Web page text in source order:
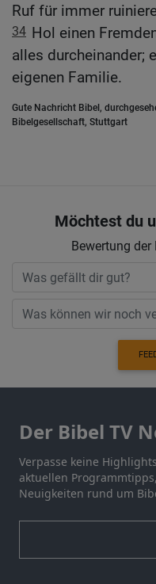
Ruf für immer
34 Hol einen
alles durcheinander;
eigenen Familie.
Gute Nachricht Bibel,
Bibelgesellschaft, Stuttgart
Möchtest du
Bewertung der
Der Bibel TV
Verpasse keine
aktuellen
Neuigkeiten rund um